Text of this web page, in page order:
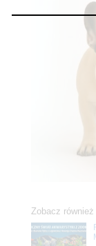
Zobacz również